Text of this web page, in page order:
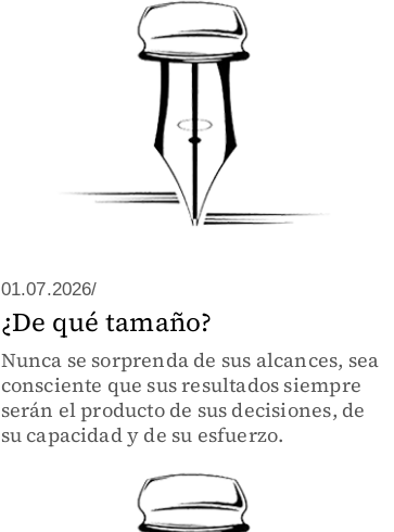
01.07.2026/
¿De qué tamaño?
Nunca se sorprenda de sus alcances, sea
consciente que sus resultados siempre
serán el producto de sus decisiones, de
su capacidad y de su esfuerzo.